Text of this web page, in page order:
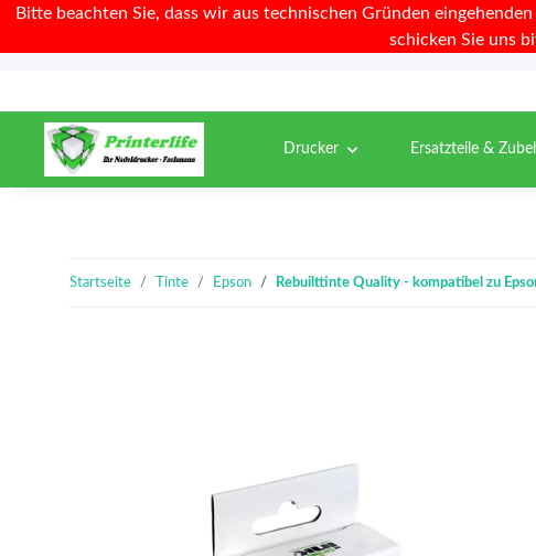
Bitte beachten Sie, dass wir aus technischen Gründen
schicken Sie uns
Drucker Ersatzteile &
Startseite Tinte Epson Rebuilttinte Quality - kompatibel zu